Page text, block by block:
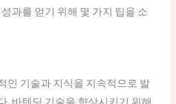
과를 얻기 위해 몇 가지 팁을 소
인 기술과 지식을 지속적으로 발